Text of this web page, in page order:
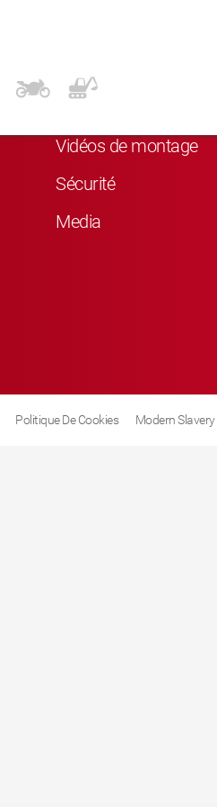
Vidéos de montage
Sécurité
Media
Politique De Cookies Modern